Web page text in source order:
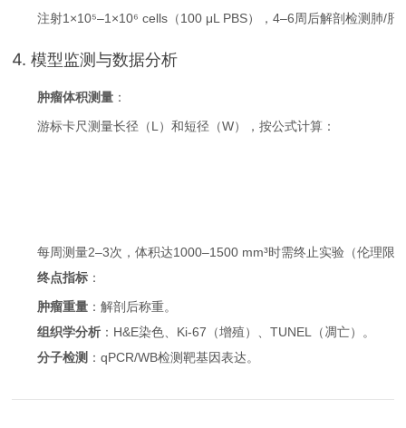
注射1×10⁵–1×10⁶ cells（100 μL PBS），4–6周后解剖检测肺/肝
4. 模型监测与数据分析
肿瘤体积测量：
游标卡尺测量长径（L）和短径（W），按公式计算：
每周测量2–3次，体积达1000–1500 mm³时需终止实验（伦理限
终点指标：
肿瘤重量：解剖后称重。
组织学分析：H&E染色、Ki-67（增殖）、TUNEL（凋亡）。
分子检测 ：qPCR/WB检测靶基因表达。